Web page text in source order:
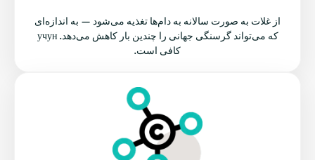
از غلات به صورت سالانه به دام‌ها تغذیه می‌شود — به اندازه‌ای
که می‌تواند گرسنگی جهانی را چندین بار کاهش می‌دهد. учун
کافی است.